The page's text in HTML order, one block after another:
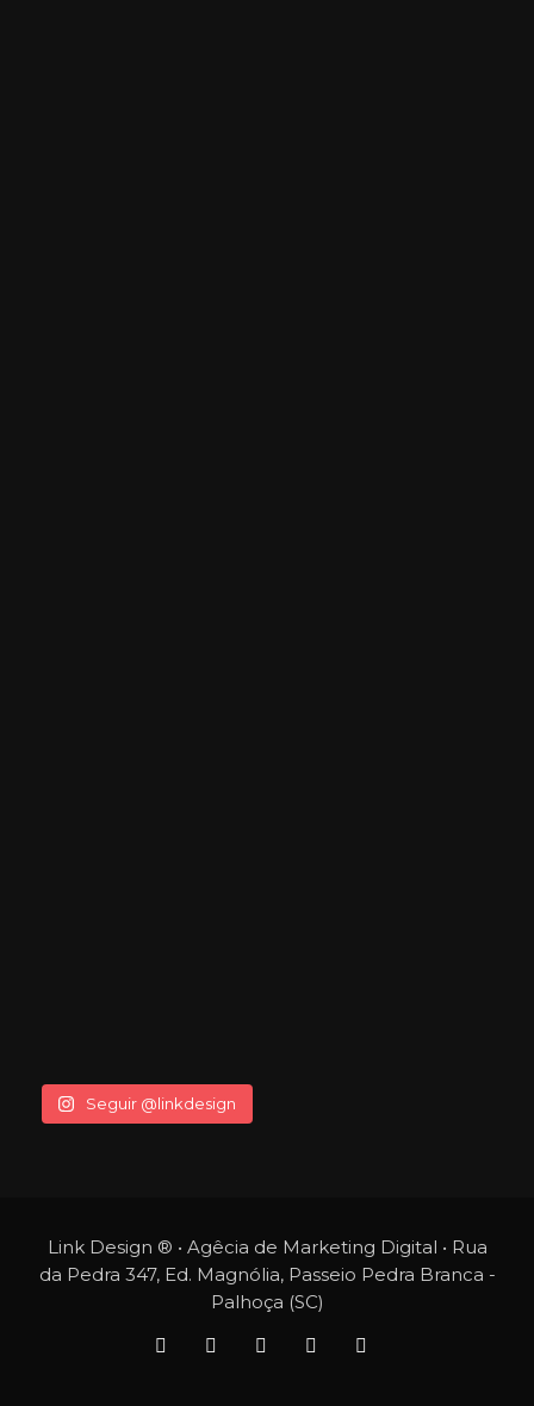
Seguir @linkdesign
Link Design ® • Agêcia de Marketing Digital • Rua
da Pedra 347, Ed. Magnólia, Passeio Pedra Branca -
Palhoça (SC)